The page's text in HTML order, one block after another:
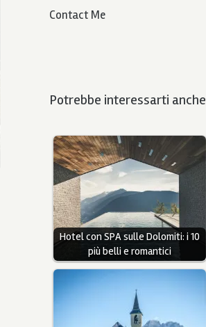
Contact Me
Potrebbe interessarti anche
Hotel con SPA sulle Dolomiti: i 10
più belli e romantici